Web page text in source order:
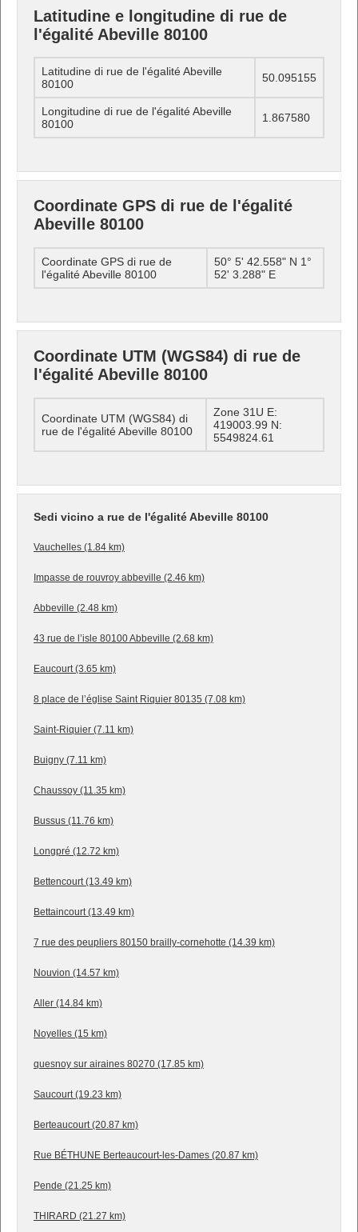
Latitudine e longitudine di rue de
l'égalité Abeville 80100
Latitudine di rue de l'égalité Abeville
80100
50.095155
Longitudine di rue de l'égalité Abeville
80100
1.867580
Coordinate GPS di rue de l'égalité
Abeville 80100
Coordinate GPS di rue de
l'égalité Abeville 80100
50° 5' 42.558" N 1°
52' 3.288" E
Coordinate UTM (WGS84) di rue de
l'égalité Abeville 80100
Coordinate UTM (WGS84) di
rue de l'égalité Abeville 80100
Zone 31U E:
419003.99 N:
5549824.61
Sedi vicino a rue de l'égalité Abeville 80100
Vauchelles (1.84 km)
Impasse de rouvroy abbeville (2.46 km)
Abbeville (2.48 km)
43 rue de l’isle 80100 Abbeville (2.68 km)
Eaucourt (3.65 km)
8 place de l’église Saint Riquier 80135 (7.08 km)
Saint-Riquier (7.11 km)
Buigny (7.11 km)
Chaussoy (11.35 km)
Bussus (11.76 km)
Longpré (12.72 km)
Bettencourt (13.49 km)
Bettaincourt (13.49 km)
7 rue des peupliers 80150 brailly-cornehotte (14.39 km)
Nouvion (14.57 km)
Aller (14.84 km)
Noyelles (15 km)
quesnoy sur airaines 80270 (17.85 km)
Saucourt (19.23 km)
Berteaucourt (20.87 km)
Rue BÉTHUNE Berteaucourt-les-Dames (20.87 km)
Pende (21.25 km)
THIRARD (21.27 km)